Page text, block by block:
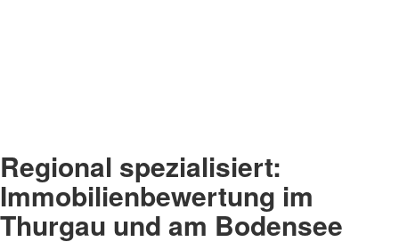
Regional spezialisiert:
Immobilienbewertung im
Thurgau und am Bodensee